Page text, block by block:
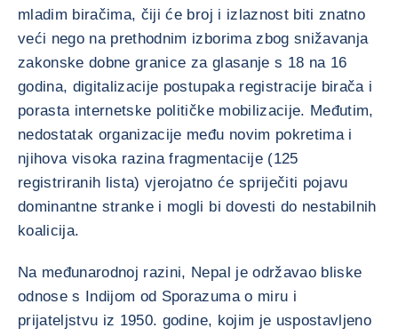
mladim biračima, čiji će broj i izlaznost biti znatno
veći nego na prethodnim izborima zbog snižavanja
zakonske dobne granice za glasanje s 18 na 16
godina, digitalizacije postupaka registracije birača i
porasta internetske političke mobilizacije. Međutim,
nedostatak organizacije među novim pokretima i
njihova visoka razina fragmentacije (125
registriranih lista) vjerojatno će spriječiti pojavu
dominantne stranke i mogli bi dovesti do nestabilnih
koalicija.
Na međunarodnoj razini, Nepal je održavao bliske
odnose s Indijom od Sporazuma o miru i
prijateljstvu iz 1950. godine, kojim je uspostavljeno